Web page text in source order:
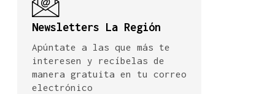
Newsletters La Región
Apúntate a las que más te
interesen y recíbelas de
manera gratuita en tu correo
electrónico